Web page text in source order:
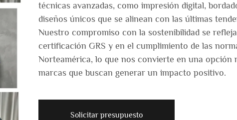
técnicas avanzadas, como impresión digital,
diseños únicos que se alinean con las últimas
Nuestro compromiso con la sostenibilidad se
certificación GRS y en el cumplimiento de las
Norteamérica, lo que nos convierte en una opción
marcas que buscan generar un impacto positivo.
Solicitar presupuesto